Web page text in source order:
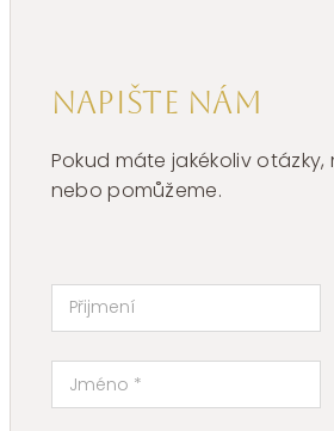
Napište nám
Pokud máte jakékoliv
nebo pomůžeme.